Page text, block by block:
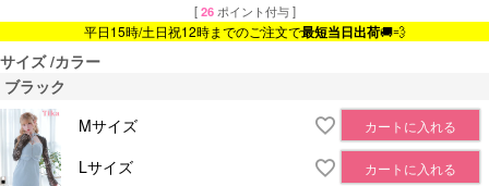
[ 26 ポイント付与 ]
平日15時/土日祝12時までのご注文で最短当日出荷🚚💨
サイズ カラー
ブラック
Mサイズ
カートに入れる
Lサイズ カートに入れる